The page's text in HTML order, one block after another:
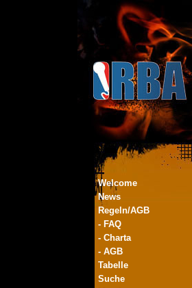
Welcome
News
Regeln/AGB
- FAQ
- Charta
- AGB
Tabelle
Suche